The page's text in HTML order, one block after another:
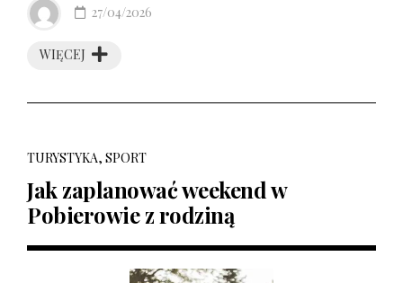
WIĘCEJ
27/04/2026
TURYSTYKA, SPORT
Jak zaplanować weekend w
Pobierowie z rodziną